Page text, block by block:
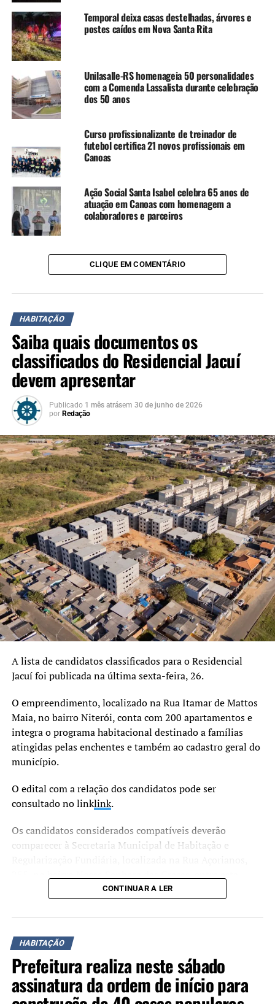
beneficiários.
A Prefeitura de Canoas atua no apoio operacional do
processo, organizando e acompanhando as etapas locais.
entrega dos imóveis é de cerca de 90 dias. Até o
momento, o Governo Federal já publicou nove lotes com
chamamentos de beneficiários.
TÓPICOS RELACIONADOS: CANOAS
COMPRA ASSISTIDA
FEATURED
A SEGUIR UP
Canoas firma cooperação para construir 49 moradias a
famílias atingidas pela enchente de 2024
NÃO SE ESQUEÇA
Prefeito assina em Brasília 1,5 mil novas moradias em
Temporal deixa casas destelhadas, árvores e
postes caídos em Nova Santa Rita
Unilasalle-RS homenageia 50 personalidades
com a Comenda Lassalista durante celebração
dos 50 anos
Curso profissionalizante de treinador de
futebol certifica 21 novos profissionais em
Canoas
Ação Social Santa Isabel celebra 65 anos de
atuação em Canoas com homenagem a
colaboradores e parceiros
CLIQUE EM COMENTÁRIO
HABITAÇÃO
Saiba quais documentos os
classificados do Residencial Jacuí
devem apresentar
Publicado 1 mês atrásem 30 de junho de 2026
por Redação
A lista de candidatos classificados para o Residencial
Jacuí foi publicada na última sexta-feira, 26.
O empreendimento, localizado na Rua Itamar de Mattos
Maia, no bairro Niterói, conta com 200 apartamentos e
integra o programa habitacional destinado a famílias
atingidas pelas enchentes e também ao cadastro geral do
município.
O edital com a relação dos candidatos pode ser
consultado no linklink.
Os candidatos considerados compatíveis deverão
comparecer à Secretaria Municipal de Habitação e
terça-feira, 30, e o dia 17 de julho, para apresentar a
às terças, quartas e quintas-feiras, das 8h às 17h, e às
sextas-feiras, das 8h às 14h.
De acordo com o edital, os candidatos titulares que não
CONTINUAR A LER
HABITAÇÃO
Prefeitura realiza neste sábado
assinatura da ordem de início para